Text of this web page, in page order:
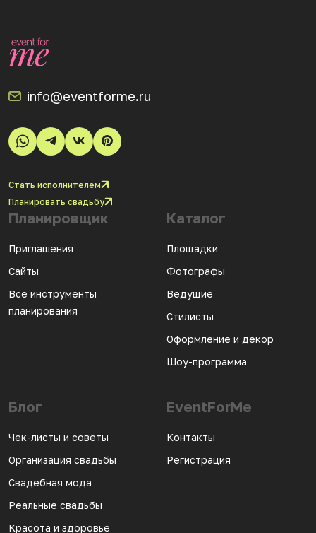
info@eventforme.ru
Стать исполнителем
Планировать свадьбу
Планировщик
Приглашения
Сайты
Все инструменты
планирования
Каталог
Площадки
Фотографы
Ведущие
Стилисты
Оформление и декор
Шоу-программа
Блог
Чек-листы и советы
Организация свадьбы
Свадебная мода
Реальные свадьбы
Красота и здоровье
EventForMe
Контакты
Регистрация